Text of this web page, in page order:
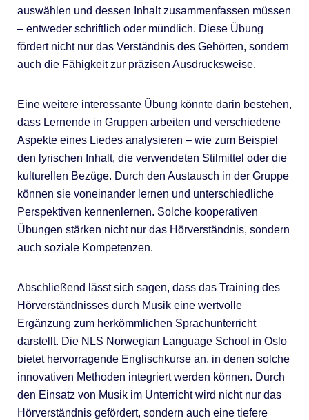
auswählen und dessen Inhalt zusammenfassen müssen
– entweder schriftlich oder mündlich. Diese Übung
fördert nicht nur das Verständnis des Gehörten, sondern
auch die Fähigkeit zur präzisen Ausdrucksweise.
Eine weitere interessante Übung könnte darin bestehen,
dass Lernende in Gruppen arbeiten und verschiedene
Aspekte eines Liedes analysieren – wie zum Beispiel
den lyrischen Inhalt, die verwendeten Stilmittel oder die
kulturellen Bezüge. Durch den Austausch in der Gruppe
können sie voneinander lernen und unterschiedliche
Perspektiven kennenlernen. Solche kooperativen
Übungen stärken nicht nur das Hörverständnis, sondern
auch soziale Kompetenzen.
Abschließend lässt sich sagen, dass das Training des
Hörverständnisses durch Musik eine wertvolle
Ergänzung zum herkömmlichen Sprachunterricht
darstellt. Die NLS Norwegian Language School in Oslo
bietet hervorragende Englischkurse an, in denen solche
innovativen Methoden integriert werden können. Durch
den Einsatz von Musik im Unterricht wird nicht nur das
Hörverständnis gefördert, sondern auch eine tiefere